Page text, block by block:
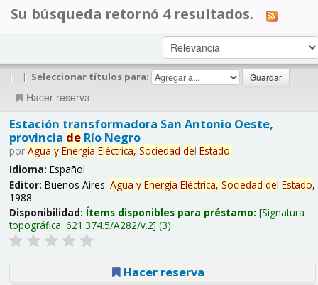
Su búsqueda retornó 4 resultados.
| | Seleccionar títulos para:
Hacer reserva
Estación transformadora San Antonio Oeste,
provincia deRío Negro
por Agua y Energía Eléctrica, Sociedad del Estado.
Idioma: Español
Editor: Buenos Aires: Agua y Energía Eléctrica, Sociedad del Estado,
1988
Disponibilidad: Ítems disponibles para préstamo: Signatura
topográfica: 621.374.5/A282/v.2 (3).
Hacer reserva